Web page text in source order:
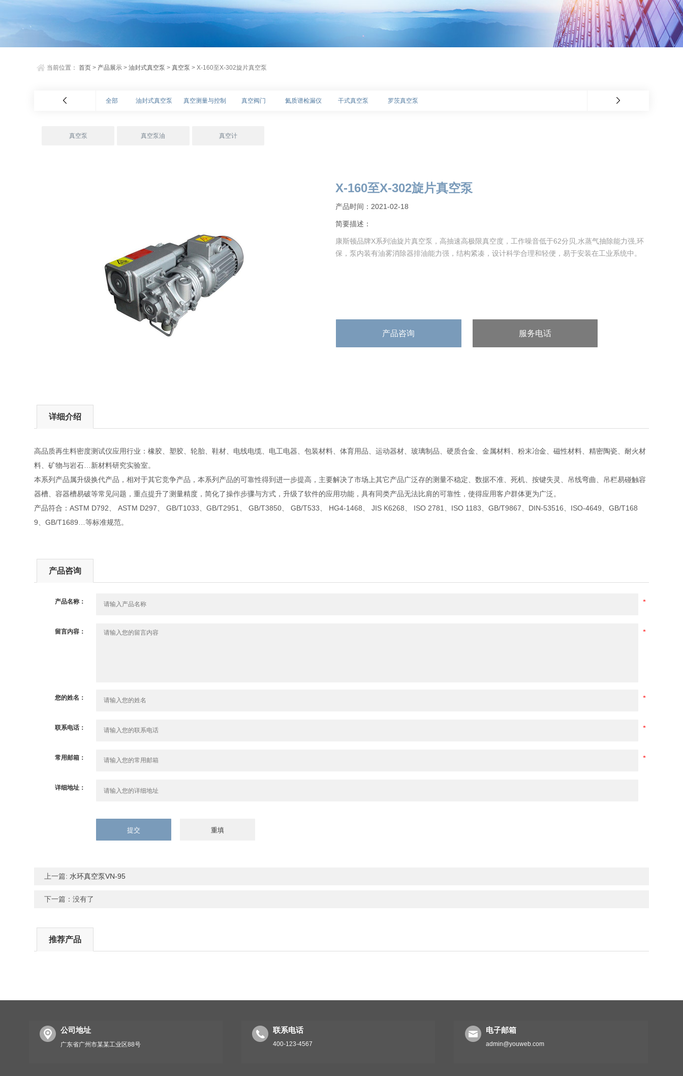
当前位置：首页 > 产品展示 >油封式真空泵 >真空泵 > X-160至X-302旋片真空泵
全部 油封式真空泵 真空测量与控制 真空阀门 氦质谱检漏仪 干式真空泵 罗茨真空泵
真空泵 真空泵油 真空计
X-160至X-302旋片真空泵
产品时间：2021-02-18
简要描述：
康斯顿品牌X系列油旋片真空泵，高抽速高极限真空度，工作噪音低于62分贝,水蒸气抽除能力强,环
保，泵内装有油雾消除器排油能力强，结构紧凑，设计科学合理和轻便，易于安装在工业系统中。
产品咨询 服务电话
详细介绍
高品质再生料密度测试仪应用行业：橡胶、塑胶、轮胎、鞋材、电线电缆、电工电器、包装材料、体育用品、运动器材、玻璃制品、硬质合金、金属材料、粉末冶金、磁性材料、精密陶瓷、耐火材
料、矿物与岩石…新材料研究实验室。
本系列产品属升级换代产品，相对于其它竞争产品，本系列产品的可靠性得到进一步提高，主要解决了市场上其它产品广泛存的测量不稳定、数据不准、死机、按键失灵、吊线弯曲、吊栏易碰触容
器槽、容器槽易破等常见问题，重点提升了测量精度，简化了操作步骤与方式，升级了软件的应用功能，具有同类产品无法比肩的可靠性，使得应用客户群体更为广泛。
产品符合：ASTM D792、 ASTM D297、 GB/T1033、GB/T2951、 GB/T3850、 GB/T533、 HG4-1468、 JIS K6268、 ISO 2781、ISO 1183、GB/T9867、DIN-53516、ISO-4649、GB/T168
9、GB/T1689…等标准规范。
产品咨询
产品名称：
留言内容：
您的姓名：
联系电话：
常用邮箱：
详细地址：
上一篇: 水环真空泵VN-95
下一篇：没有了
推荐产品
公司地址
广东省广州市某某工业区88号
联系电话
400-123-4567
电子邮箱
admin@youweb.com